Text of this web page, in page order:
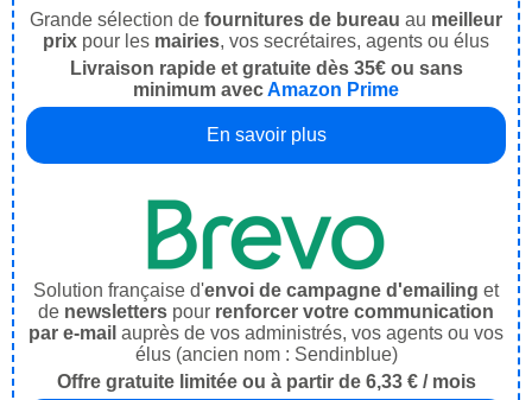
Grande sélection de fournitures de bureau au meilleur
prix pour les mairies, vos secrétaires, agents ou élus
Livraison rapide et gratuite dès 35€ ou sans
minimum avecAmazon Prime
En savoir plus
Solution française d'envoi de campagne d'emailing et
de newsletters pour renforcer votre communication
par e-mail auprès de vos administrés, vos agents ou vos
élus (ancien nom : Sendinblue)
Offre gratuite limitée ou à partir de 6,33 € / mois